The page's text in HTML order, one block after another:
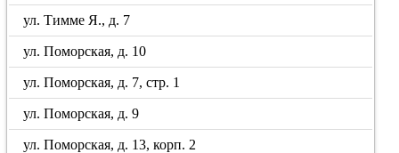
ул. Тимме Я., д. 7
ул. Поморская, д. 10
ул. Поморская, д. 7, стр. 1
ул. Поморская, д. 9
ул. Поморская, д. 13, корп. 2